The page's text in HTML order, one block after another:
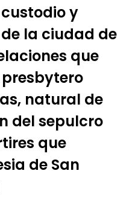
y
la ciudad de
que
natural de
del sepulcro
que
de San